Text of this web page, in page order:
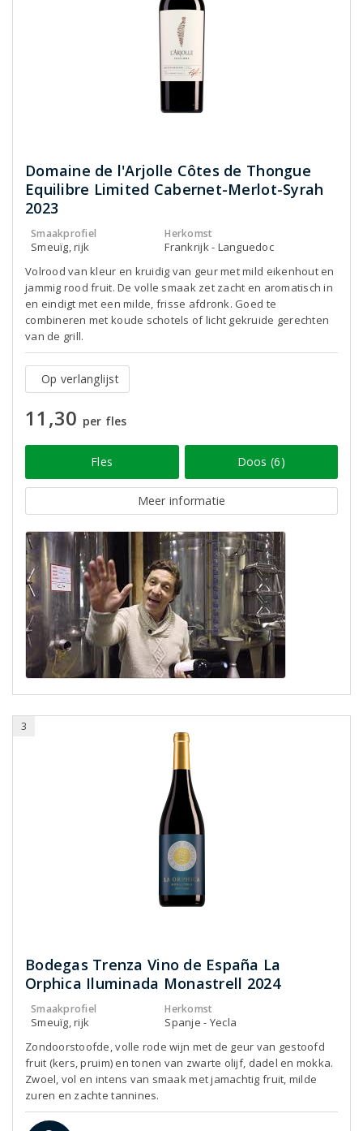
Domaine de l'Arjolle Côtes de Thongue
Equilibre Limited Cabernet-Merlot-Syrah
2023
Smaakprofiel
Smeuïg, rijk
Herkomst
Frankrijk - Languedoc
Volrood van kleur en kruidig van geur met mild eikenhout en
jammig rood fruit. De volle smaak zet zacht en aromatisch in
en eindigt met een milde, frisse afdronk. Goed te
combineren met koude schotels of licht gekruide gerechten
van de grill.
Op verlanglijst
11,30 per fles
Fles Doos (6)
Meer informatie
3
Bodegas Trenza Vino de España La
Orphica Iluminada Monastrell 2024
Smaakprofiel
Smeuïg, rijk
Herkomst
Spanje - Yecla
Zondoorstoofde, volle rode wijn met de geur van gestoofd
fruit (kers, pruim) en tonen van zwarte olijf, dadel en mokka.
Zwoel, vol en intens van smaak met jamachtig fruit, milde
zuren en zachte tannines.